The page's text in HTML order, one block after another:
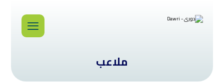
ملاعب